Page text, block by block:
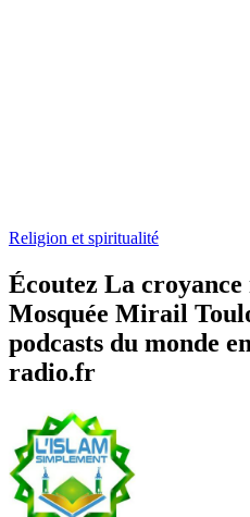
Religion et spiritualité
Écoutez La croyance
Mosquée Mirail
podcasts du monde
radio.fr